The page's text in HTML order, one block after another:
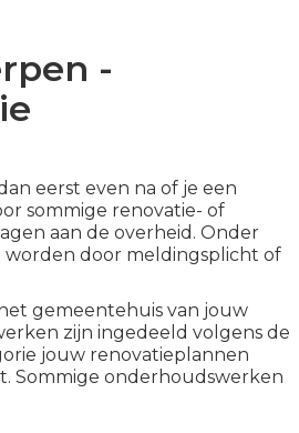
-
eerst even na of je een
sommige renovatie- of
aan de overheid. Onder
door meldingsplicht of
gemeentehuis van jouw
zijn ingedeeld volgens de
jouw renovatieplannen
Sommige onderhoudswerken